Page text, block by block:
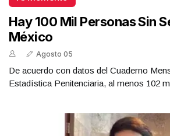
Hay 100 Mil Personas Sin
México
Agosto 05
De acuerdo con datos del Cuaderno
Estadística Penitenciaria, al menos 102